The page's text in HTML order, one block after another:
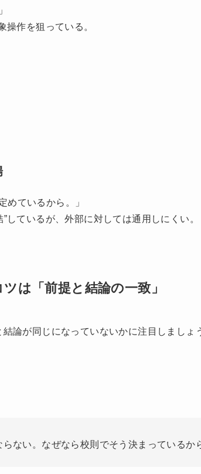
操作を狙っている。
めているから。」
ているが、外部に対しては通用しにくい。
は「前提と結論の一致」
論が同じになっていないかに注目しましょ
らない。なぜなら校則でそう決まっているか